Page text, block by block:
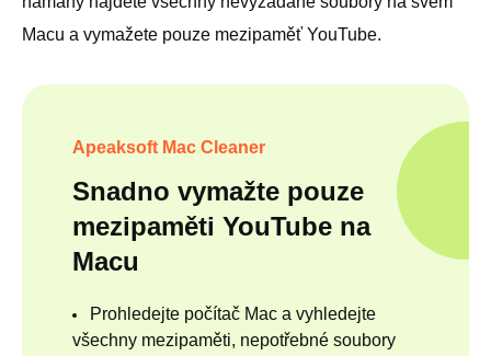
Macu a vymažete pouze mezipaměť YouTube.
Apeaksoft Mac Cleaner
Snadno vymažte pouze
mezipaměti YouTube na
Macu
Prohledejte počítač Mac a vyhledejte
všechny mezipaměti, nepotřebné soubory